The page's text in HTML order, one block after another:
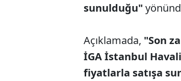
sunulduğu"
Açıklamada, "Son
İGA İstanbul
fiyatlarla satışa